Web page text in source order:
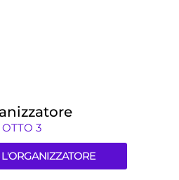
OTTO 3
L'ORGANIZZATORE